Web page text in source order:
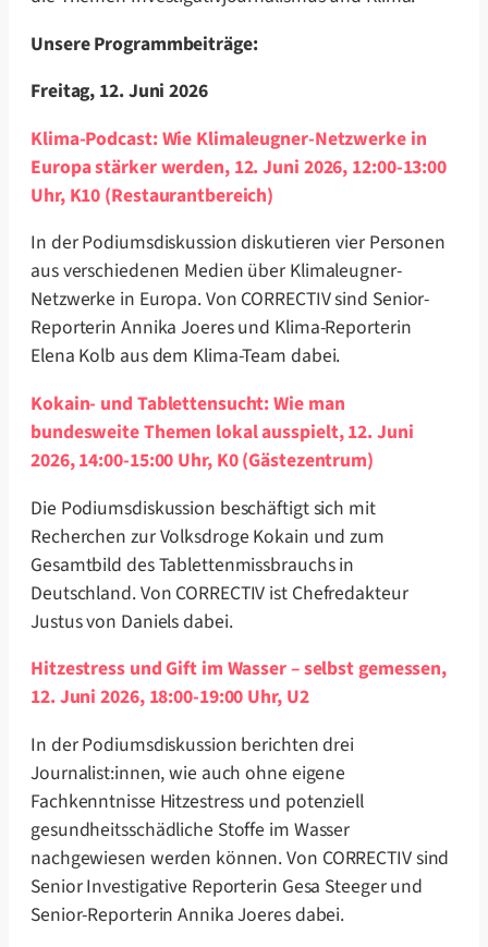
Unsere Programmbeiträge:
Freitag, 12. Juni 2026
Klima-Podcast: Wie Klimaleugner-Netzwerke in
Europa stärker werden, 12. Juni 2026, 12:00-13:00
Uhr, K10 (Restaurantbereich)
In der Podiumsdiskussion diskutieren vier Personen
aus verschiedenen Medien über Klimaleugner-
Netzwerke in Europa. Von CORRECTIV sind Senior-
Reporterin Annika Joeres und Klima-Reporterin
Elena Kolb aus dem Klima-Team dabei.
Kokain- und Tablettensucht: Wie man
bundesweite Themen lokal ausspielt, 12. Juni
2026, 14:00-15:00 Uhr, K0 (Gästezentrum)
Die Podiumsdiskussion beschäftigt sich mit
Recherchen zur Volksdroge Kokain und zum
Gesamtbild des Tablettenmissbrauchs in
Deutschland. Von CORRECTIV ist Chefredakteur
Justus von Daniels dabei.
Hitzestress und Gift im Wasser – selbst gemessen,
12. Juni 2026, 18:00-19:00 Uhr, U2
In der Podiumsdiskussion berichten drei
Journalist:innen, wie auch ohne eigene
Fachkenntnisse Hitzestress und potenziell
gesundheitsschädliche Stoffe im Wasser
nachgewiesen werden können. Von CORRECTIV sind
Senior Investigative Reporterin Gesa Steeger und
Senior-Reporterin Annika Joeres dabei.